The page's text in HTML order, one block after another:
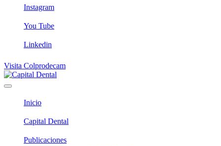
Instagram
You Tube
Linkedin
Visita Colprodecam
Inicio
Capital Dental
Publicaciones